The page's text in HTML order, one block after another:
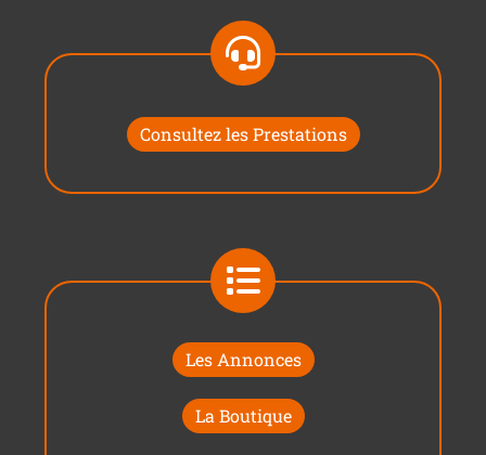
Consultez les Prestations
Les Annonces
La Boutique